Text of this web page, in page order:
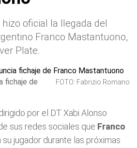
hizo oficial la llegada del
Franco Mastantuono,
Plate.
fichaje de
FOTO: Fabrizio Romano
por el DT Xabi Alonso
sus redes sociales que Franco
su jugador durante las próximas